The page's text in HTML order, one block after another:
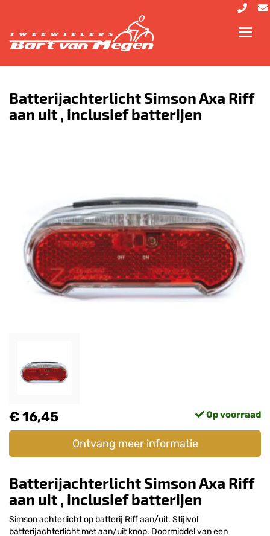
Batterijachterlicht Simson Axa Riff
aan uit , inclusief batterijen
€ 16,45 Op voorraad
Ontvang meer informatie
Batterijachterlicht Simson Axa Riff
aan uit , inclusief batterijen
Simson achterlicht op batterij Riff aan/uit. Stijlvol
batterijachterlicht met aan/uit knop. Doormiddel van een